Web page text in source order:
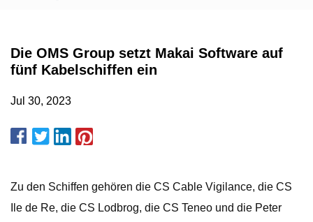
Die OMS Group setzt Makai Software auf
fünf Kabelschiffen ein
Jul 30, 2023
Zu den Schiffen gehören die CS Cable Vigilance, die CS
Ile de Re, die CS Lodbrog, die CS Teneo und die Peter